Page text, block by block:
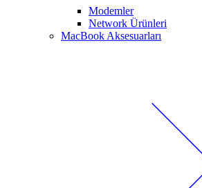
Modemler
Network Ürünleri
MacBook Aksesuarları